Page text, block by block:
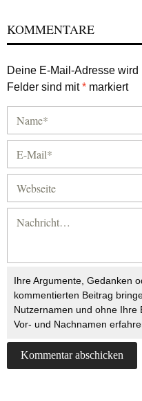
KOMMENTARE
Deine E-Mail-Adresse wird
Felder sind mit* markiert
Ihre Argumente, Gedanken
kommentierten Beitrag
Nutzernamen und ohne Ihre
Vor- und Nachnamen